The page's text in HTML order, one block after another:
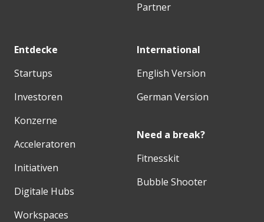
Partner
Entdecke
Startups
Investoren
Konzerne
Acceleratoren
Initiativen
Digitale Hubs
Workspaces
International
English Version
German Version
Need a break?
Fitnesskit
Bubble Shooter